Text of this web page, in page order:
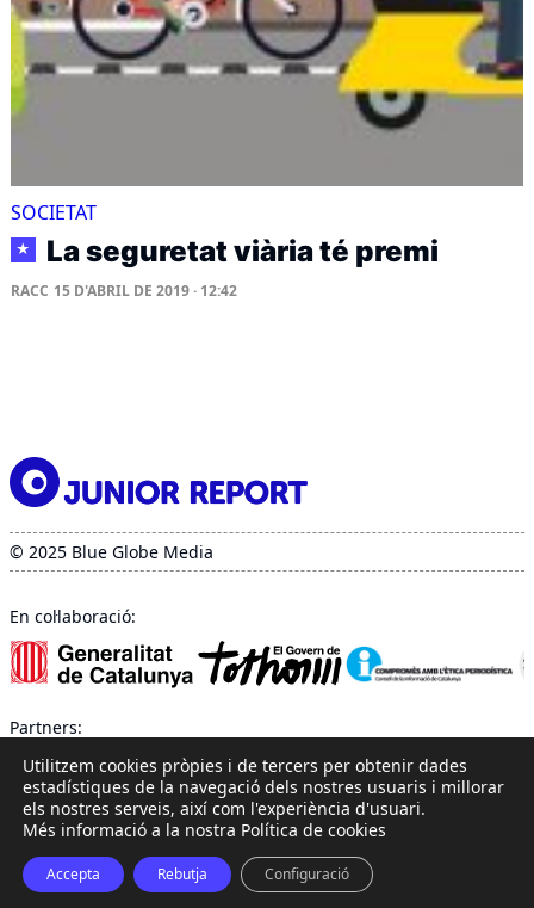
SOCIETAT
★ La seguretat viària té premi
RACC 15 D'ABRIL DE 2019 · 12:42
© 2025 Blue Globe Media
En col·laboració:
Partners:
Utilitzem cookies pròpies i de tercers per obtenir dades
estadístiques de la navegació dels nostres usuaris i millorar
els nostres serveis, així com l'experiència d'usuari.
Més informació a la nostra Política de cookies
Accepta Rebutja Configuració